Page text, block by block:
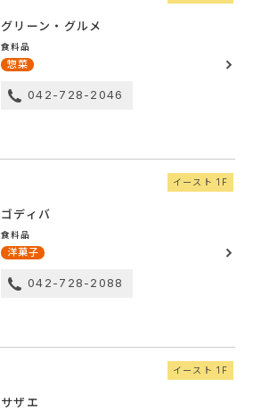
グリーン・グルメ
食料品
惣菜
042-728-2046
ゴディバ
食料品
洋菓子
イースト 1F
042-728-2088
サザエ
イースト 1F